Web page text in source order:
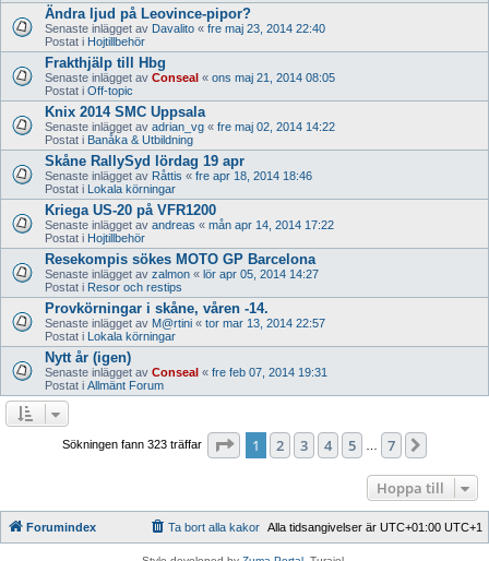
Ändra ljud på Leovince-pipor?
Senaste inlägget av Davalito « fre maj 23, 2014 22:40
Postat i Hojtillbehör
Frakthjälp till Hbg
Senaste inlägget av Conseal « ons maj 21, 2014 08:05
Postat i Off-topic
Knix 2014 SMC Uppsala
Senaste inlägget av adrian_vg « fre maj 02, 2014 14:22
Postat i Banåka & Utbildning
Skåne RallySyd lördag 19 apr
Senaste inlägget av Råttis « fre apr 18, 2014 18:46
Postat i Lokala körningar
Kriega US-20 på VFR1200
Senaste inlägget av andreas « mån apr 14, 2014 17:22
Postat i Hojtillbehör
Resekompis sökes MOTO GP Barcelona
Senaste inlägget av zalmon « lör apr 05, 2014 14:27
Postat i Resor och restips
Provkörningar i skåne, våren -14.
Senaste inlägget av M@rtini « tor mar 13, 2014 22:57
Postat i Lokala körningar
Nytt år (igen)
Senaste inlägget av Conseal « fre feb 07, 2014 19:31
Postat i Allmänt Forum
Sökningen fann 323 träffar Sida av 7
1 2 3 4 5 7
Hoppa till
Forumindex Alla tidsangivelser är UTC+01:00 UTC+1
Ta bort alla kakor